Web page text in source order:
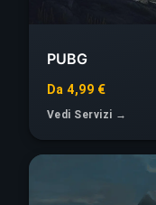
PUBG
Da 4,99 €
Vedi Servizi →